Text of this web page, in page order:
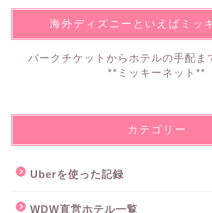
海外ディズニーといえばミッ
パークチケットからホテルの手配ま
**ミッキーネット**
カテゴリー
Uberを使った記録
WDW直営ホテル一覧